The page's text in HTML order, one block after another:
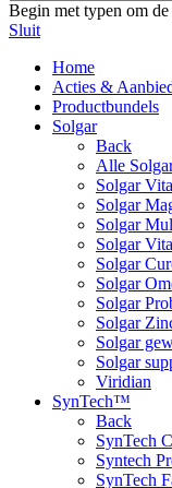
Begin met typen om
Sluit
Home
Acties &
Productbundels
Solgar
Back
Alle
Solgar
Solgar
Solgar
Solgar
Solgar
Solgar
Solgar
Solgar
Solgar
Solgar
Viridian
SynTech™
Back
SynTech
Syntech
SynTech